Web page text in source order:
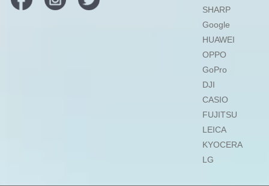
SHARP
Google
HUAWEI
OPPO
GoPro
DJI
CASIO
FUJITSU
LEICA
KYOCERA
LG